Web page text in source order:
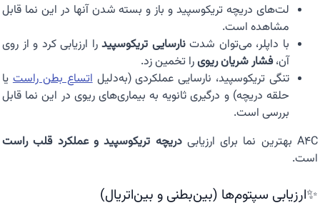
لت‌های دریچه تریکوسپید و باز و بسته شدن آنها در این نما قابل
مشاهده است.
با داپلر، می‌توان شدتنارسایی تریکوسپیدرا ارزیابی کرد و از روی
آن،فشار شریان ریویرا تخمین زد.
تنگی تریکوسپید، نارسایی عملکردی (به‌دلیلاتساع بطن راستیا
حلقه دریچه) و درگیری ثانویه به بیماری‌های ریوی در این نما قابل
بررسی است.
A4C بهترین نما برای ارزیابی
دریچه تریکوسپید و عملکرد قلب راست
است.
✨ارزیابی سپتوم‌ها (بین‌بطنی و بین‌اتریال)